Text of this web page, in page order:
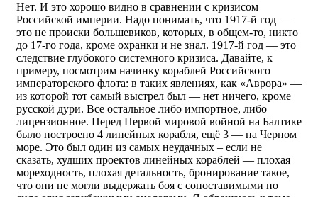
Нет. И это хорошо видно в сравнении с кризисом
Российской империи. Надо понимать, что 1917-й год —
это не происки большевиков, которых, в общем-то, никто
до 17-го года, кроме охранки и не знал. 1917-й год — это
следствие глубокого системного кризиса. Давайте, к
примеру, посмотрим начинку кораблей Российского
императорского флота: в таких явлениях, как «Аврора» —
из которой тот самый выстрел был — нет ничего, кроме
русской дури. Все остальное либо импортное, либо
лицензионное. Перед Первой мировой войной на Балтике
было построено 4 линейных корабля, ещё 3 — на Черном
море. Это был один из самых неудачных – если не
сказать, худших проектов линейных кораблей — плохая
мореходность, плохая детальность, бронирование такое,
что они не могли выдержать боя с сопоставимыми по